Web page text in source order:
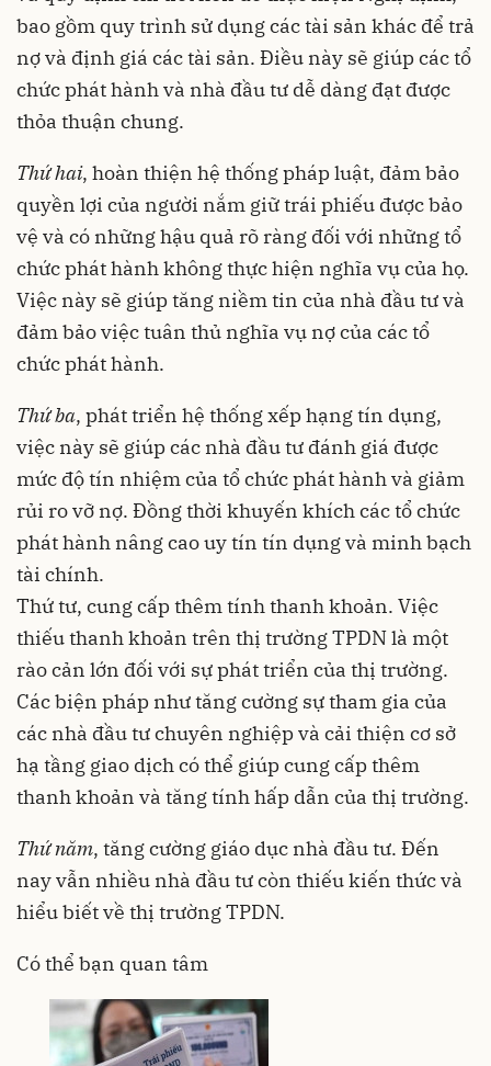
bao gồm quy trình sử dụng các tài sản khác để trả
nợ và định giá các tài sản. Điều này sẽ giúp các tổ
chức phát hành và nhà đầu tư dễ dàng đạt được
thỏa thuận chung.
Thứ hai, hoàn thiện hệ thống pháp luật, đảm bảo
quyền lợi của người nắm giữ trái phiếu được bảo
vệ và có những hậu quả rõ ràng đối với những tổ
chức phát hành không thực hiện nghĩa vụ của họ.
Việc này sẽ giúp tăng niềm tin của nhà đầu tư và
đảm bảo việc tuân thủ nghĩa vụ nợ của các tổ
chức phát hành.
Thứ ba, phát triển hệ thống xếp hạng tín dụng,
việc này sẽ giúp các nhà đầu tư đánh giá được
mức độ tín nhiệm của tổ chức phát hành và giảm
rủi ro vỡ nợ. Đồng thời khuyến khích các tổ chức
phát hành nâng cao uy tín tín dụng và minh bạch
tài chính.
Thứ tư, cung cấp thêm tính thanh khoản. Việc
thiếu thanh khoản trên thị trường TPDN là một
rào cản lớn đối với sự phát triển của thị trường.
Các biện pháp như tăng cường sự tham gia của
các nhà đầu tư chuyên nghiệp và cải thiện cơ sở
hạ tầng giao dịch có thể giúp cung cấp thêm
thanh khoản và tăng tính hấp dẫn của thị trường.
Thứ năm, tăng cường giáo dục nhà đầu tư. Đến
nay vẫn nhiều nhà đầu tư còn thiếu kiến thức và
hiểu biết về thị trường TPDN.
Có thể bạn quan tâm